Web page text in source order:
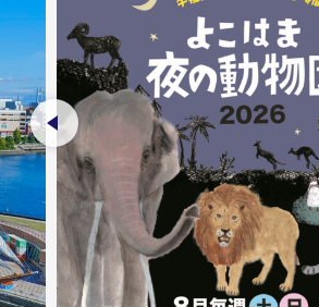
前のスライドを表示